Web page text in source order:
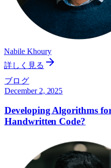
Nabile Khoury
詳しく見る
ブログ
December 2, 2025
Developing Algorithms
Handwritten Code?